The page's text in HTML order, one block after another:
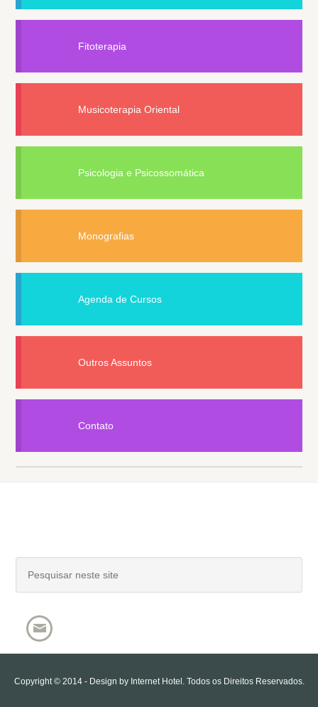
Fitoterapia
Musicoterapia Oriental
Psicologia e Psicossomática
Monografias
Agenda de Cursos
Outros Assuntos
Contato
Copyright © 2014 - Design by Internet Hotel . Todos os Direitos Reservados.